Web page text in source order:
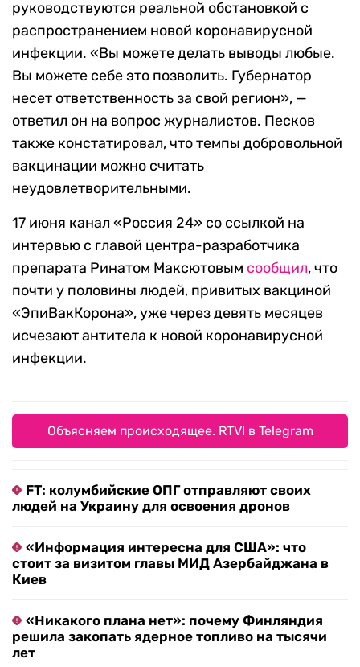
руководствуются реальной обстановкой с
распространением новой коронавирусной
инфекции. «Вы можете делать выводы любые.
Вы можете себе это позволить. Губернатор
несет ответственность за свой регион», —
ответил он на вопрос журналистов. Песков
также констатировал, что темпы добровольной
вакцинации можно считать
неудовлетворительными.
17 июня канал «Россия 24» со ссылкой на
интервью с главой центра-разработчика
препарата Ринатом Максютовым сообщил, что
почти у половины людей, привитых вакциной
«ЭпиВакКорона», уже через девять месяцев
исчезают антитела к новой коронавирусной
инфекции.
Объясняем происходящее. RTVI в Telegram
FT: колумбийские ОПГ отправляют своих
людей на Украину для освоения дронов
«Информация интересна для США»: что
стоит за визитом главы МИД Азербайджана в
Киев
«Никакого плана нет»: почему Финляндия
решила закопать ядерное топливо на тысячи
лет